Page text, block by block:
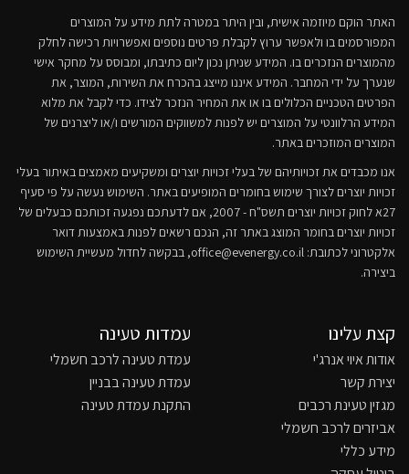
האתר הוקם מיוזמה אישית, ובין היתר במטרה לתת מידע על המוצרים
המפורסמים בו ולאפשר ערוץ לקבלת פרטים נוספים ואפשרויות רכישה לחלק
מהמוצרים הנזכרים בו. המידע שניתן נכון ליום כתיבתו, ומבוסס על מחקר אישי
שנערך על ידי המחבר. המידע איננו מייצג בהכרח את השירות, המוצר, את
הפרטים הטכניים הכלולים בו או את המחיר הנזכר לצידו. כדי לקבל את מלוא
המידע הרלוונטי על המוצרים יש לפנות למשווקים המורשים ו/או ליצרנים של
המוצרים המוזכרים באתר.
אנו מכבדים את זכויותיהם של בעלי זכויות יוצרים ומשקיעים מאמצים באיתור בעלי
זכויות יוצרים לצורך שימוש בחומרים המופיעים באתר. השימוש נעשה על פי סעיף
27א לחוק זכויות יוצרים תשס"ח - 2007, אם לדעתכם נפגעה זכותכם כבעלים של
זכויות יוצרים בחומר המוצג באתר זה, הנכם רשאים לפנות באמצעות דואר
אלקטרוני לכתובת: office@evenergy.co.il, בבקשה לחדול מעשיית השימוש
ביצירה.
קצת עלינו
אודות איוי אנרג'י
יצירת קשר
מגזין טעינת רכבים
אביזרים לרכב חשמלי
מידע כללי
עמדות טעינה
עמדת טעינה לרכב חשמלי
עמדת טעינה בבניין
התקנת עמדת טעינה